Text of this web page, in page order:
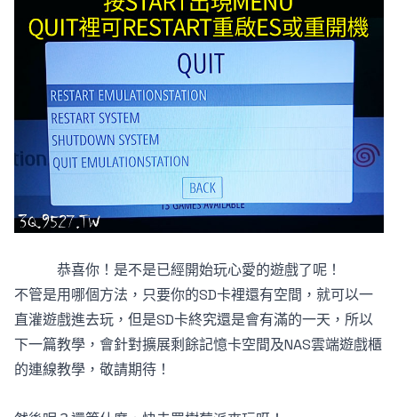
恭喜你！是不是已經開始玩心愛的遊戲了呢！
不管是用哪個方法，只要你的SD卡裡還有空間，就可以一
直灌遊戲進去玩，但是SD卡終究還是會有滿的一天，所以
下一篇教學，會針對擴展剩餘記憶卡空間及NAS雲端遊戲櫃
的連線教學，敬請期待！